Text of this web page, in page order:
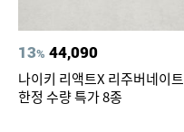
13% 44,090
나이키 리액트X 리주버네이트
한정 수량 특가 8종